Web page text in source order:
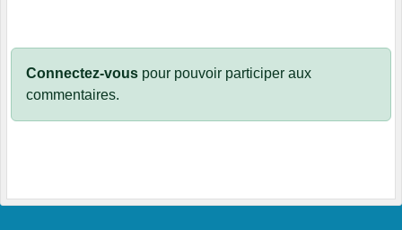
Connectez-vous pour pouvoir participer aux
commentaires.